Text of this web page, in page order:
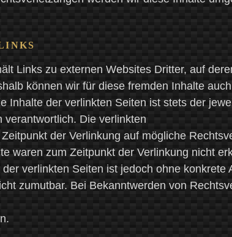
Links zu externen Websites Dritter, auf
können wir für diese fremden Inhalte
Inhalte der verlinkten Seiten ist stets der
verantwortlich. Die verlinkten
der Verlinkung auf mögliche
waren zum Zeitpunkt der Verlinkung nicht
verlinkten Seiten ist jedoch ohne konkrete
zumutbar. Bei Bekanntwerden von